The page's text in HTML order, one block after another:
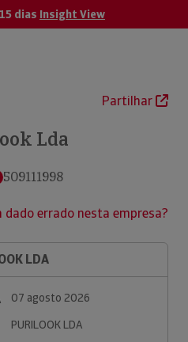
dias Insight View
Partilhar
Lda
509111998
dado errado nesta empresa?
LDA
07 agosto 2026
PURILOOK LDA